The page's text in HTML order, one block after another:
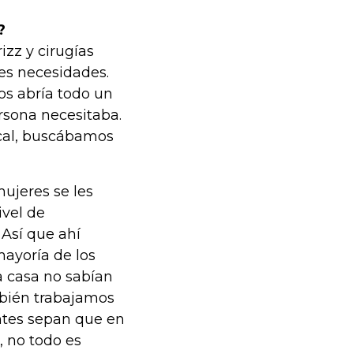
y cirugías
necesidades.
abría todo un
necesitaba.
buscábamos
se les
de
que ahí
de los
casa no sabían
trabajamos
sepan que en
no todo es